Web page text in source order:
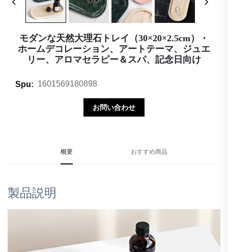
モダンな天然大理石トレイ（30×20×2.5cm）・
ホームデコレーション、アートテーマ、ジュエ
リー、アロマセラピー＆スパ、記念日向け
Spu: 1601569180898
お問い合わせ
概要 おすすめ商品
製品説明